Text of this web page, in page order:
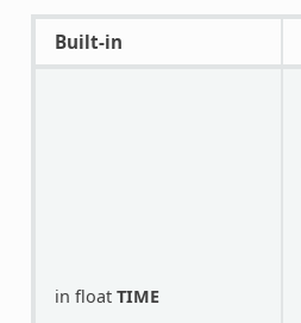
Built-in
in float TIME